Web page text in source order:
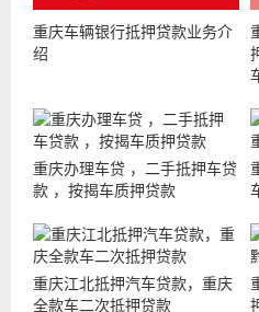
重庆车辆银行抵押贷款业务介
绍
重庆办理车贷 ，二手抵押车贷
款 ，按揭车质押贷款
重庆江北抵押汽车贷款，重庆
全款车二次抵押贷款